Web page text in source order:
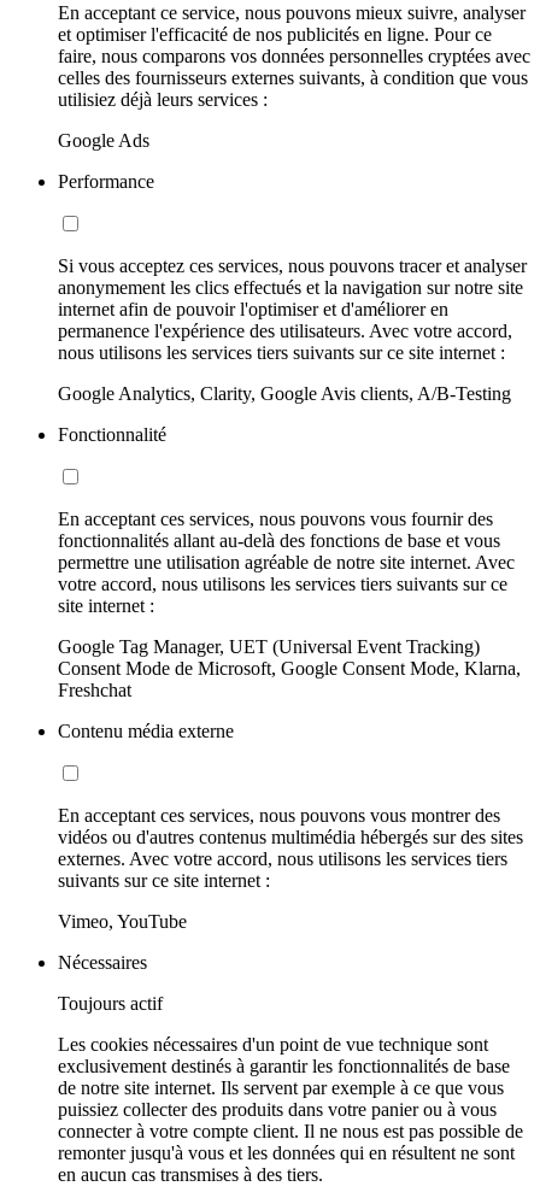
En acceptant ce service, nous pouvons mieux suivre, analyser
et optimiser l'efficacité de nos publicités en ligne. Pour ce
faire, nous comparons vos données personnelles cryptées avec
celles des fournisseurs externes suivants, à condition que vous
utilisiez déjà leurs services :
Google Ads
Performance
Si vous acceptez ces services, nous pouvons tracer et analyser
anonymement les clics effectués et la navigation sur notre site
internet afin de pouvoir l'optimiser et d'améliorer en
permanence l'expérience des utilisateurs. Avec votre accord,
nous utilisons les services tiers suivants sur ce site internet :
Google Analytics, Clarity, Google Avis clients, A/B-Testing
Fonctionnalité
En acceptant ces services, nous pouvons vous fournir des
fonctionnalités allant au-delà des fonctions de base et vous
permettre une utilisation agréable de notre site internet. Avec
votre accord, nous utilisons les services tiers suivants sur ce
site internet :
Google Tag Manager, UET (Universal Event Tracking)
Consent Mode de Microsoft, Google Consent Mode, Klarna,
Freshchat
Contenu média externe
En acceptant ces services, nous pouvons vous montrer des
vidéos ou d'autres contenus multimédia hébergés sur des sites
externes. Avec votre accord, nous utilisons les services tiers
suivants sur ce site internet :
Vimeo, YouTube
Nécessaires
Toujours actif
Les cookies nécessaires d'un point de vue technique sont
exclusivement destinés à garantir les fonctionnalités de base
de notre site internet. Ils servent par exemple à ce que vous
puissiez collecter des produits dans votre panier ou à vous
connecter à votre compte client. Il ne nous est pas possible de
remonter jusqu'à vous et les données qui en résultent ne sont
en aucun cas transmises à des tiers.